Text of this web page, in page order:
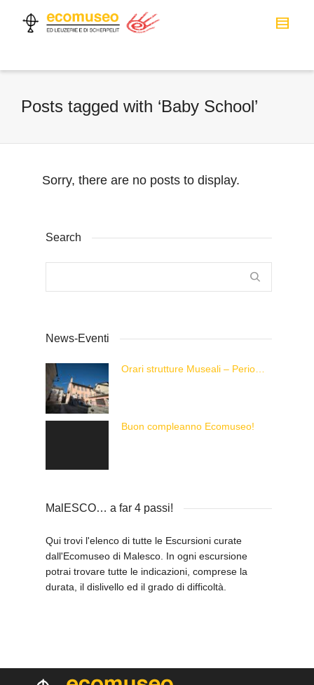
Posts tagged with ‘Baby School’
Sorry, there are no posts to display.
Search
News-Eventi
Buon compleanno Ecomuseo!
MalESCO… a far 4 passi!
Qui trovi l'elenco di tutte le Escursioni curate
dall'Ecomuseo di Malesco. In ogni escursione
potrai trovare tutte le indicazioni, comprese la
durata, il dislivello ed il grado di difficoltà.